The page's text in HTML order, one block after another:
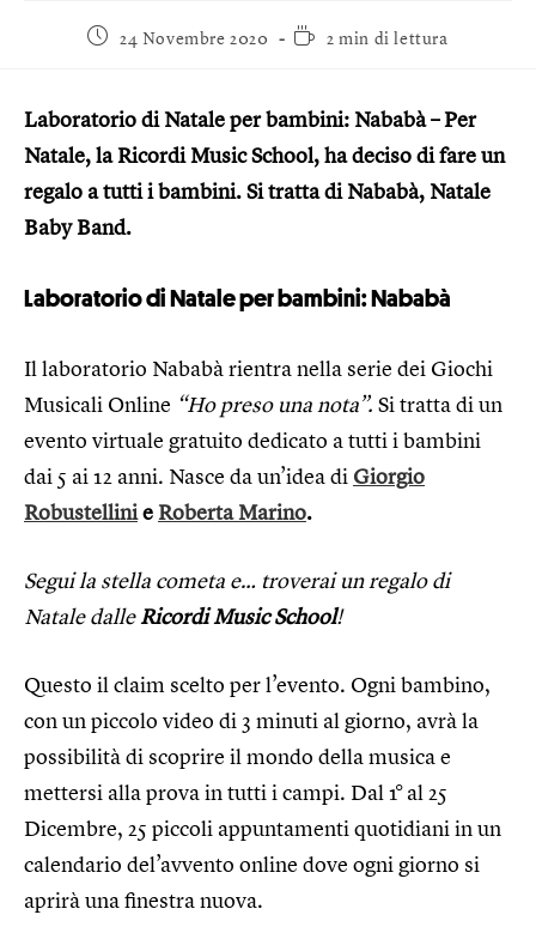
24 Novembre 2020 2 min di lettura
Laboratorio di Natale per bambini: Nababà – Per
Natale, la Ricordi Music School, ha deciso di fare un
regalo a tutti i bambini. Si tratta di Nababà, Natale
Baby Band.
Laboratorio di Natale per bambini: Nababà
Il laboratorio Nababà rientra nella serie dei Giochi
Musicali Online “Ho preso una nota”. Si tratta di un
evento virtuale gratuito dedicato a tutti i bambini
dai 5 ai 12 anni. Nasce da un’idea di Giorgio
RobustellinieRoberta Marino.
Segui la stella cometa e… troverai un regalo di
Natale dalleRicordi Music School!
Questo il claim scelto per l’evento. Ogni bambino,
con un piccolo video di 3 minuti al giorno, avrà la
possibilità di scoprire il mondo della musica e
mettersi alla prova in tutti i campi. Dal 1° al 25
Dicembre, 25 piccoli appuntamenti quotidiani in un
calendario del’avvento online dove ogni giorno si
aprirà una finestra nuova.